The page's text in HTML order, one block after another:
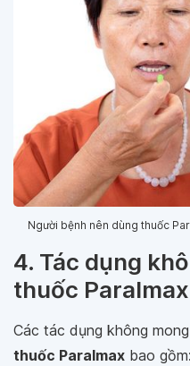
Người bệnh nên dùng thuốc
4. Tác dụng
thuốc Paralmax
Các tác dụng không
thuốc Paralmax bao gồm: